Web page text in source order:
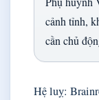
cảnh tỉnh,
cần chủ
Hệ luỵ: